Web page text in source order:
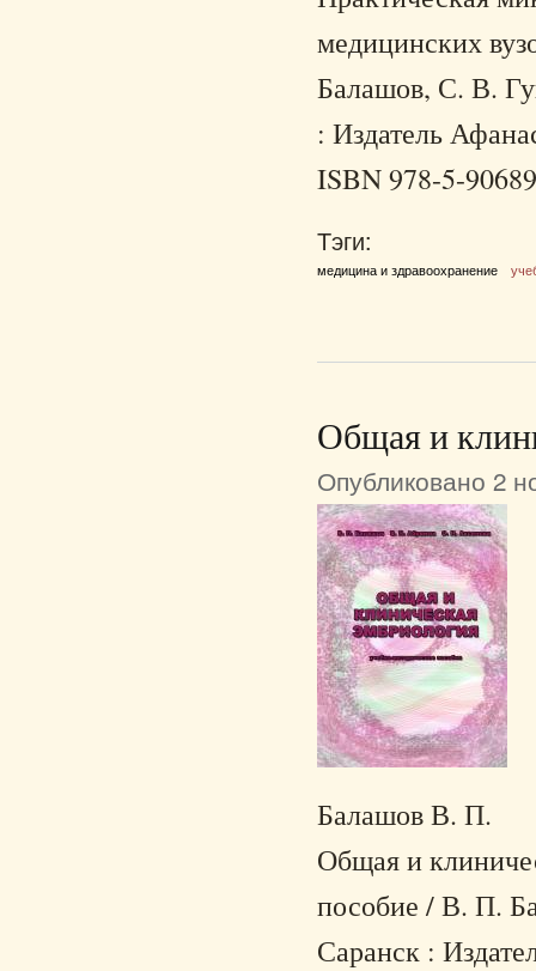
медицинских
Балашов, С. В.
: Издатель
ISBN 978-5-
Тэги:
медицина и здравоохранение
Общая и
Опубликовано 2
Балашов В. П.
Общая и
пособие / В. П.
Саранск :